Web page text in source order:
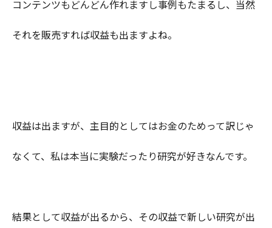
コンテンツもどんどん作れますし事例もたまるし、当然
それを販売すれば収益も出ますよね。
収益は出ますが、主目的としてはお金のためって訳じゃ
なくて、私は本当に実験だったり研究が好きなんです。
結果として収益が出るから、その収益で新しい研究が出